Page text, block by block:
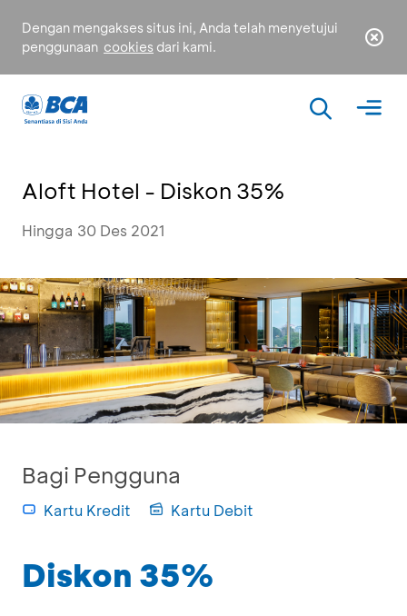
Dengan mengakses situs ini, Anda telah menyetujui
penggunaan cookies dari kami.
Aloft Hotel - Diskon 35%
Hingga 30 Des 2021
Bagi Pengguna
Kartu Kredit Kartu Debit
Diskon 35%